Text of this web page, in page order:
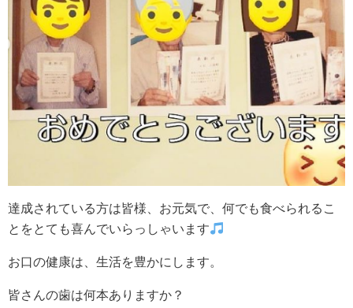
達成されている方は皆様、お元気で、何でも食べられるこ
とをとても喜んでいらっしゃいます
お口の健康は、生活を豊かにします。
皆さんの歯は何本ありますか？